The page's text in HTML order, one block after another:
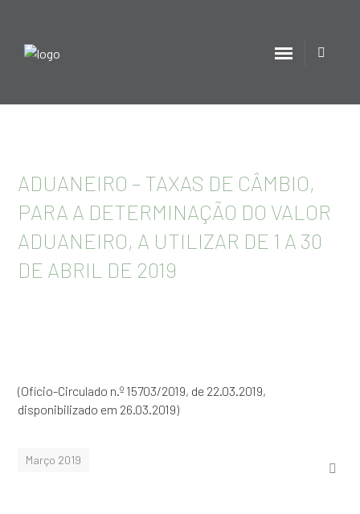
ADUANEIRO – TAXAS DE CÂMBIO,
PARA A DETERMINAÇÃO DO VALOR
ADUANEIRO, A UTILIZAR DE 1 A 30
DE ABRIL DE 2019
(Ofício-Circulado n.º 15703/2019, de 22.03.2019,
disponibilizado em 26.03.2019)
Março 2019